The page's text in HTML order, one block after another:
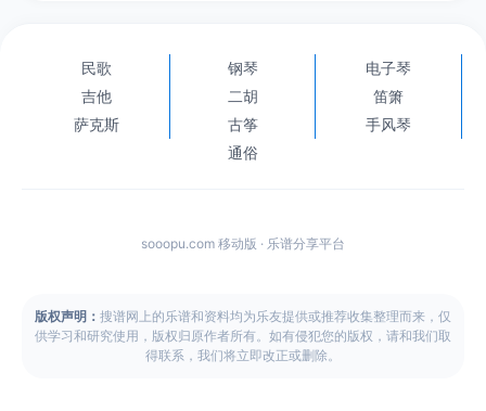
民歌 钢琴
电子琴
吉他
二胡
笛箫
萨克斯
古筝
手风琴
通俗
sooopu.com 移动版 · 乐谱分享平台
版权声明： 搜谱网上的乐谱和资料均为乐友提供或推荐收集整理而来，仅
供学习和研究使用，版权归原作者所有。如有侵犯您的版权，请和我们取
得联系，我们将立即改正或删除。